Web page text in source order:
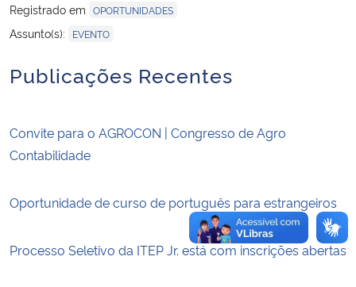
Banco Central do Brasil
Planalto
Registrado em OPORTUNIDADES
Assunto(s): EVENTO
Publicações Recentes
Convite para o AGROCON | Congresso de Agro
Contabilidade
Oportunidade de curso de português para estrangeiros
Processo Seletivo da ITEP Jr. está com inscrições abertas